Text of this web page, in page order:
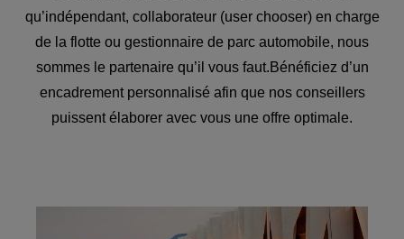
Accessoires Audi d'origine
qu’indépendant, collaborateur (user chooser) en charge
de la flotte ou gestionnaire de parc automobile, nous
sommes le partenaire qu’il vous faut.Bénéficiez d’un
encadrement personnalisé afin que nos conseillers
puissent élaborer avec vous une offre optimale.